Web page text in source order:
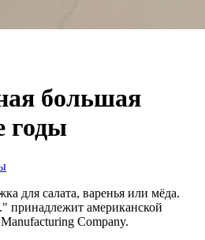
большая
годы
для салата, варенья или мёда.
американской
Company.